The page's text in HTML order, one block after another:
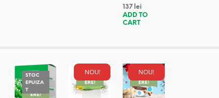
137 lei
ADD TO
CART
STOC
EPUIZA
TREDUC
ERE!
NOU!
REDUC
ERE!
NOU!
REDUC
ERE!